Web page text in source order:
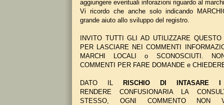
aggiungere eventuali inforazioni riguardo al
Vi ricordo che anche solo indicando
grande aiuto allo sviluppo del registro.
INVITO TUTTI GLI AD UTILIZZARE
PER LASCIARE NEI COMMENTI
MARCHI LOCALI o SCONOSCIUTI.
COMMENTI PER FARE DOMANDE e
DATO IL RISCHIO DI INTASARE I
RENDERE CONFUSIONARIA LA
STESSO, OGNI COMMENTO NON